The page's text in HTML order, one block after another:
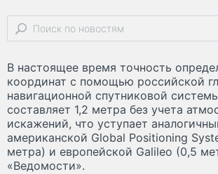
В настоящее время точность
координат с помощью российской
навигационной спутниковой
составляет 1,2 метра без учета
искажений, что уступает
американской Global Positioning
метра) и европейской Galileo (0,5
«Ведомости».